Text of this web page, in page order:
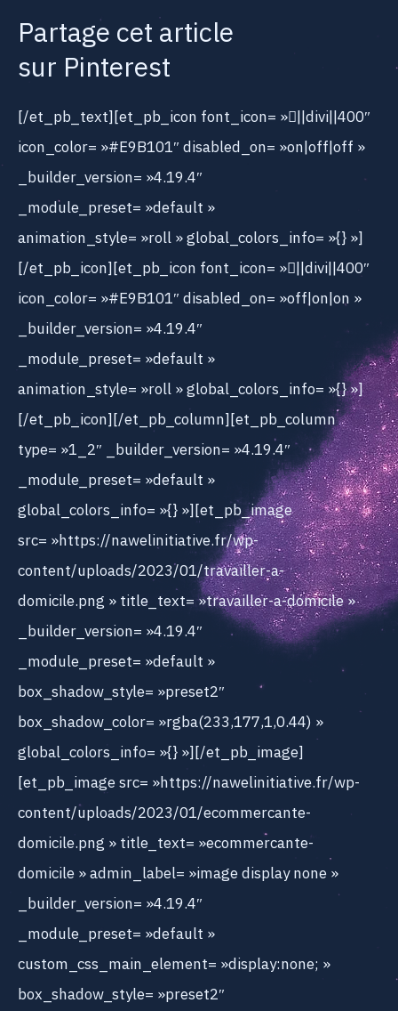
Partage cet article
sur Pinterest
[/et_pb_text][et_pb_icon font_icon= »||divi||400″
icon_color= »#E9B101″ disabled_on= »on|off|off »
_builder_version= »4.19.4″
_module_preset= »default »
animation_style= »roll » global_colors_info= »{} »]
[/et_pb_icon][et_pb_icon font_icon= »||divi||400″
icon_color= »#E9B101″ disabled_on= »off|on|on »
_builder_version= »4.19.4″
_module_preset= »default »
animation_style= »roll » global_colors_info= »{} »]
[/et_pb_icon][/et_pb_column][et_pb_column
type= »1_2″ _builder_version= »4.19.4″
_module_preset= »default »
global_colors_info= »{} »][et_pb_image
src= »https://nawelinitiative.fr/wp-
content/uploads/2023/01/travailler-a-
domicile.png » title_text= »travailler-a-domicile »
_builder_version= »4.19.4″
_module_preset= »default »
box_shadow_style= »preset2″
box_shadow_color= »rgba(233,177,1,0.44) »
global_colors_info= »{} »][/et_pb_image]
[et_pb_image src= »https://nawelinitiative.fr/wp-
content/uploads/2023/01/ecommercante-
domicile.png » title_text= »ecommercante-
domicile » admin_label= »image display none »
_builder_version= »4.19.4″
_module_preset= »default »
custom_css_main_element= »display:none; »
box_shadow_style= »preset2″